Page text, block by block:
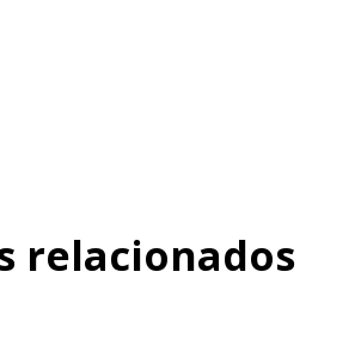
relacionados